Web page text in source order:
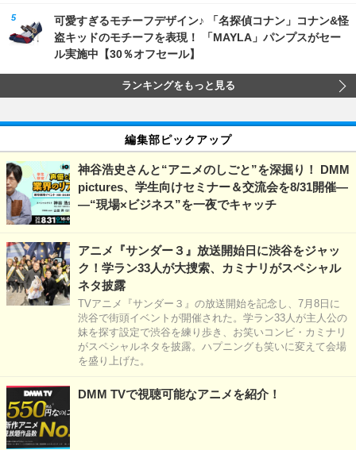
可愛すぎるモチーフデザイン♪ 「名探偵コナン」コナン&怪
盗キッドのモチーフを表現！ 「MAYLA」パンプスがセー
ル実施中【30％オフセール】
ランキングをもっと見る
編集部ピックアップ
神谷浩史さんと“アニメのしごと”を深掘り！ DMM
pictures、学生向けセミナー＆交流会を8/31開催―
―“現場×ビジネス”を一夜でキャッチ
アニメ『サンダー３』放送開始日に渋谷をジャッ
ク！学ラン33人が大捜索、カミナリがスペシャル
ネタ披露
TVアニメ『サンダー３』の放送開始を記念し、7月8日に
渋谷で街頭イベントが開催された。学ラン33人が主人公の
妹を探す設定で渋谷を練り歩き、お笑いコンビ・カミナリ
がスペシャルネタを披露。ハプニングも笑いに変えて会場
を盛り上げた。
DMM TVで視聴可能なアニメを紹介！